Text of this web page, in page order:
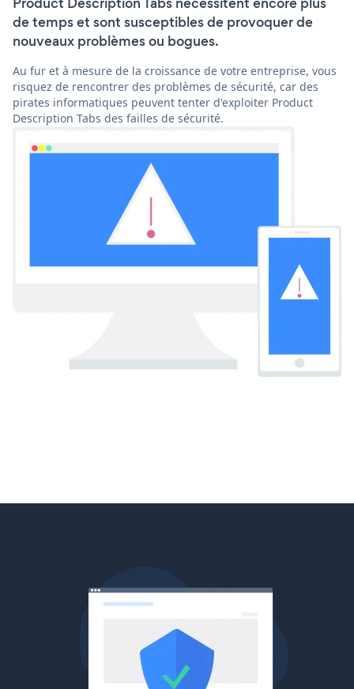
de temps et sont susceptibles de provoquer de
nouveaux problèmes ou bogues.
Au fur et à mesure de la croissance de votre entreprise, vous
risquez de rencontrer des problèmes de sécurité, car des
pirates informatiques peuvent tenter d'exploiter Product
Description Tabs des failles de sécurité.